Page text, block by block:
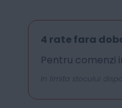
4 rate fara
Pentru comenzi
In limita stocului